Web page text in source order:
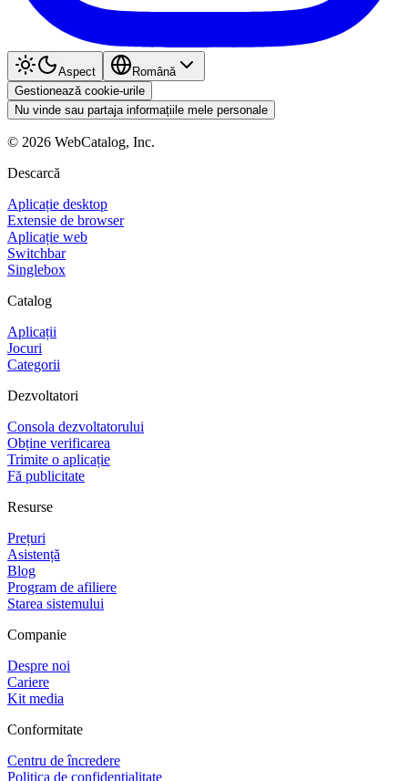
Aspect
Română
Gestionează cookie-urile
Nu vinde sau partaja informațiile mele personale
© 2026 WebCatalog, Inc.
Descarcă
Aplicație desktop
Extensie de browser
Aplicație web
Switchbar
Singlebox
Catalog
Aplicații
Jocuri
Categorii
Dezvoltatori
Consola dezvoltatorului
Obține verificarea
Trimite o aplicație
Fă publicitate
Resurse
Prețuri
Asistență
Blog
Program de afiliere
Starea sistemului
Companie
Despre noi
Cariere
Kit media
Conformitate
Centru de încredere
Politica de confidențialitate